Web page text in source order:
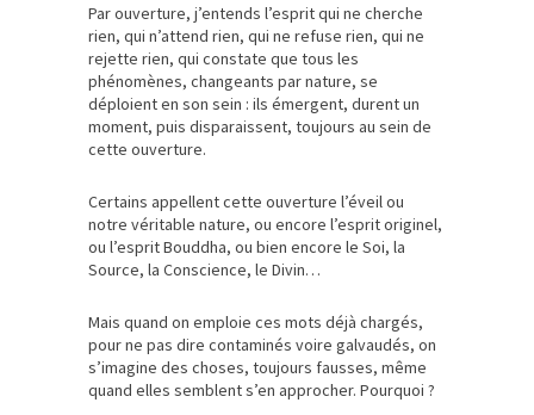
Par ouverture, j’entends l’esprit qui ne cherche
rien, qui n’attend rien, qui ne refuse rien, qui ne
rejette rien, qui constate que tous les
phénomènes, changeants par nature, se
déploient en son sein : ils émergent, durent un
moment, puis disparaissent, toujours au sein de
cette ouverture.
Certains appellent cette ouverture l’éveil ou
notre véritable nature, ou encore l’esprit originel,
ou l’esprit Bouddha, ou bien encore le Soi, la
Source, la Conscience, le Divin…
Mais quand on emploie ces mots déjà chargés,
pour ne pas dire contaminés voire galvaudés, on
s’imagine des choses, toujours fausses, même
quand elles semblent s’en approcher. Pourquoi ?